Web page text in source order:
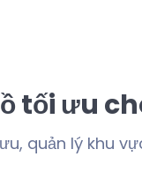
tối ưu
quản lý khu